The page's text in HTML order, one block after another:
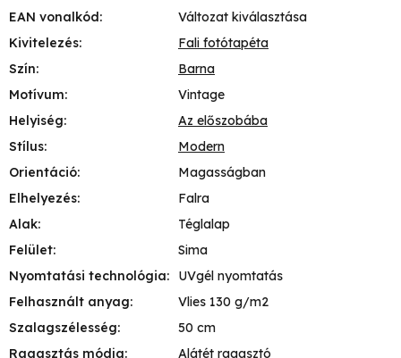
EAN vonalkód:
Változat kiválasztása
Kivitelezés:
Fali fotótapéta
Szín:
Barna
Motívum:
Vintage
Helyiség:
Az előszobába
Stílus:
Modern
Orientáció:
Magasságban
Elhelyezés:
Falra
Alak:
Téglalap
Felület:
Sima
Nyomtatási technológia:
UVgél nyomtatás
Felhasznált anyag:
Vlies 130 g/m2
Szalagszélesség:
50 cm
Ragasztás módja:
Alátét ragasztó